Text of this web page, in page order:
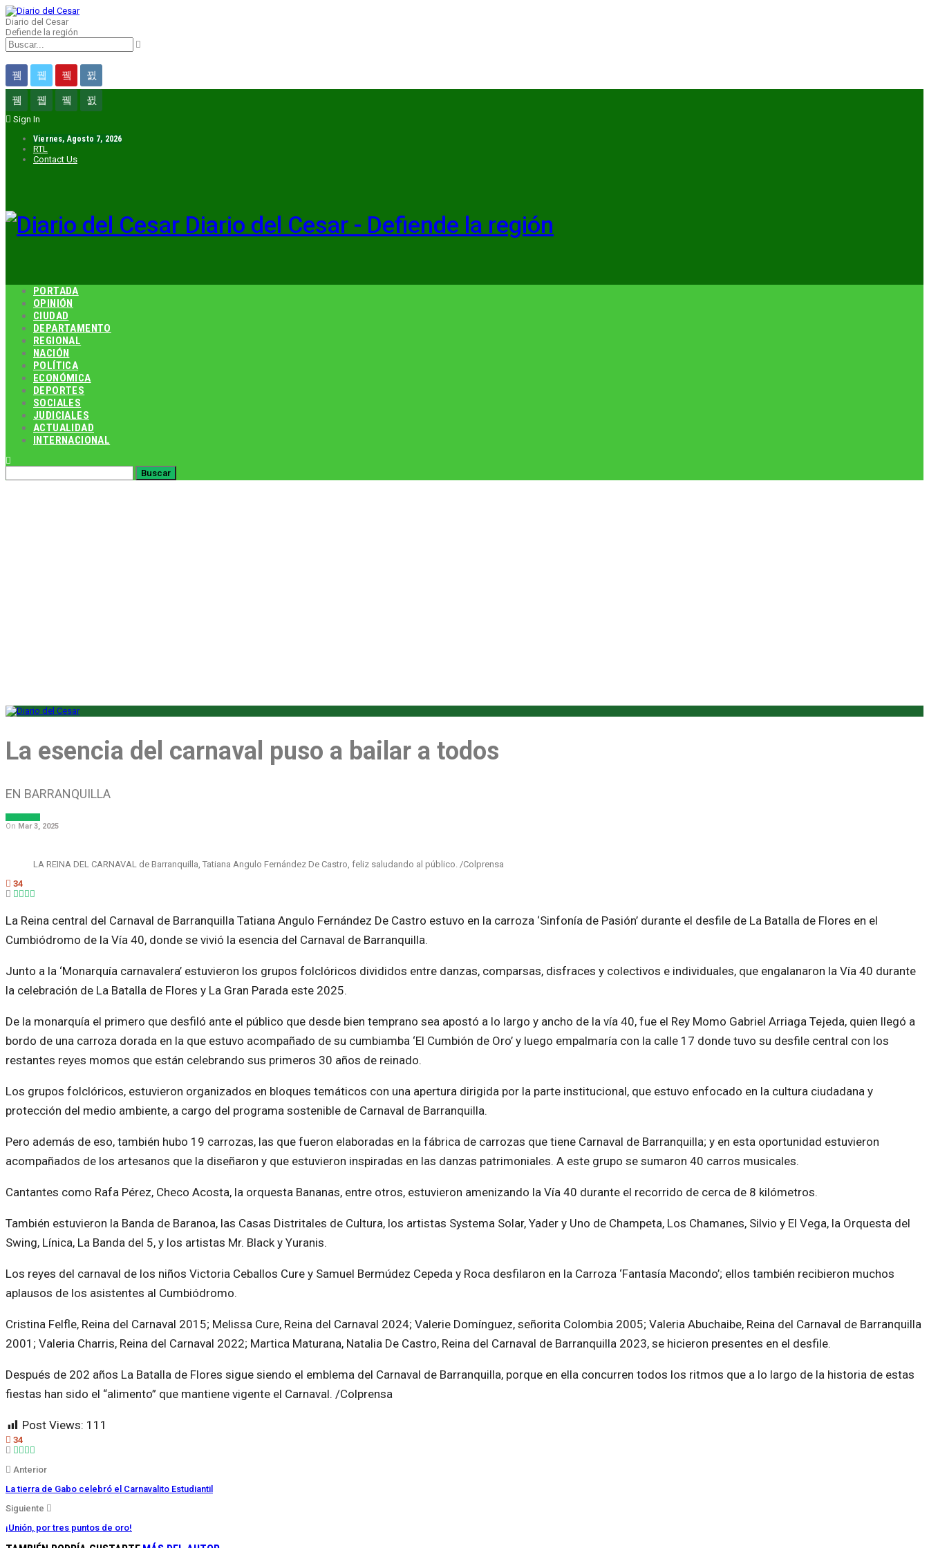
Diario del Cesar
Defiende la región
Sign In
Viernes, Agosto 7, 2026
RTL
Contact Us
Diario del Cesar - Defiende la región
PORTADA
OPINIÓN
CIUDAD
DEPARTAMENTO
REGIONAL
NACIÓN
POLÍTICA
ECONÓMICA
DEPORTES
SOCIALES
JUDICIALES
ACTUALIDAD
INTERNACIONAL
La esencia del carnaval puso a bailar a todos
EN BARRANQUILLA
On Mar 3, 2025
LA REINA DEL CARNAVAL de Barranquilla, Tatiana Angulo Fernández De Castro, feliz saludando al público. /Colprensa
34
La Reina central del Carnaval de Barranquilla Tatiana Angulo Fernández De Castro estuvo en la carroza ‘Sinfonía de Pasión’ durante el desfile de La Batalla de Flores en el
Cumbiódromo de la Vía 40, donde se vivió la esencia del Carnaval de Barranquilla.
Junto a la ‘Monarquía carnavalera’ estuvieron los grupos folclóricos divididos entre danzas, comparsas, disfraces y colectivos e individuales, que engalanaron la Vía 40 durante
la celebración de La Batalla de Flores y La Gran Parada este 2025.
De la monarquía el primero que desfiló ante el público que desde bien temprano sea apostó a lo largo y ancho de la vía 40, fue el Rey Momo Gabriel Arriaga Tejeda, quien llegó a
bordo de una carroza dorada en la que estuvo acompañado de su cumbiamba ‘El Cumbión de Oro’ y luego empalmaría con la calle 17 donde tuvo su desfile central con los
restantes reyes momos que están celebrando sus primeros 30 años de reinado.
Los grupos folclóricos, estuvieron organizados en bloques temáticos con una apertura dirigida por la parte institucional, que estuvo enfocado en la cultura ciudadana y
protección del medio ambiente, a cargo del programa sostenible de Carnaval de Barranquilla.
Pero además de eso, también hubo 19 carrozas, las que fueron elaboradas en la fábrica de carrozas que tiene Carnaval de Barranquilla; y en esta oportunidad estuvieron
acompañados de los artesanos que la diseñaron y que estuvieron inspiradas en las danzas patrimoniales. A este grupo se sumaron 40 carros musicales.
Cantantes como Rafa Pérez, Checo Acosta, la orquesta Bananas, entre otros, estuvieron amenizando la Vía 40 durante el recorrido de cerca de 8 kilómetros.
También estuvieron la Banda de Baranoa, las Casas Distritales de Cultura, los artistas Systema Solar, Yader y Uno de Champeta, Los Chamanes, Silvio y El Vega, la Orquesta del
Swing, Línica, La Banda del 5, y los artistas Mr. Black y Yuranis.
Los reyes del carnaval de los niños Victoria Ceballos Cure y Samuel Bermúdez Cepeda y Roca desfilaron en la Carroza ‘Fantasía Macondo’; ellos también recibieron muchos
aplausos de los asistentes al Cumbiódromo.
Cristina Felfle, Reina del Carnaval 2015; Melissa Cure, Reina del Carnaval 2024; Valerie Domínguez, señorita Colombia 2005; Valeria Abuchaibe, Reina del Carnaval de Barranquilla
2001; Valeria Charris, Reina del Carnaval 2022; Martica Maturana, Natalia De Castro, Reina del Carnaval de Barranquilla 2023, se hicieron presentes en el desfile.
Después de 202 años La Batalla de Flores sigue siendo el emblema del Carnaval de Barranquilla, porque en ella concurren todos los ritmos que a lo largo de la historia de estas
fiestas han sido el “alimento” que mantiene vigente el Carnaval. /Colprensa
Post Views: 111
34
Anterior
La tierra de Gabo celebró el Carnavalito Estudiantil
Siguiente
¡Unión, por tres puntos de oro!